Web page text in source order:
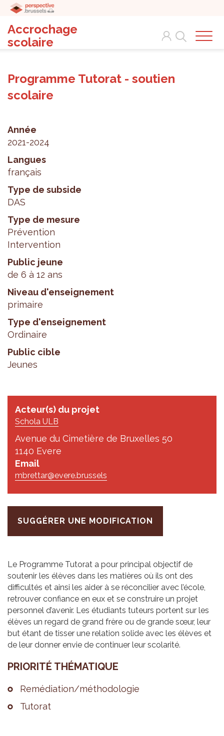
Accrochage
scolaire
Search
Programme Tutorat - soutien
scolaire
Année
2021-2024
Langues
français
Type de subside
DAS
Type de mesure
Prévention
Intervention
Public jeune
de 6 à 12 ans
Niveau d'enseignement
primaire
Type d'enseignement
Ordinaire
Public cible
Jeunes
Acteur(s) du projet
Schola ULB
Avenue du Cimetière de Bruxelles 50
1140 Evere
Email
mbrettar@evere.brussels
SUGGÉRER UNE MODIFICATION
Le Programme Tutorat a pour principal objectif de
soutenir les élèves dans les matières où ils ont des
difficultés et ainsi les aider à se réconcilier avec l’école,
retrouver confiance en eux et se construire un projet
personnel d’avenir. Les étudiants tuteurs portent sur les
élèves un regard de grand frère ou de grande sœur, leur
but étant de tisser une relation solide avec les élèves et
de leur donner envie de continuer leur scolarité.
PRIO­RITÉ THÉ­MA­TIQUE
Remé­dia­tion/métho­do­lo­gie
Tuto­rat